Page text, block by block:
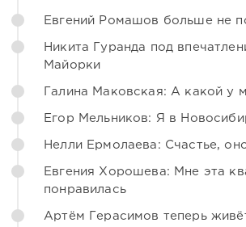
Евгений Ромашов больше не
Никита Гуранда под
Майорки
Галина Маковская: А какой у
Егор Мельников: Я в
Нелли Ермолаева: Счастье,
Евгения Хорошева: Мне эта
понравилась
Артём Герасимов теперь